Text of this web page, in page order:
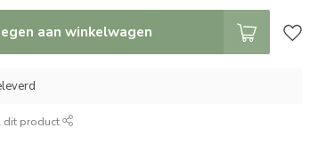
aan winkelwagen
dit product